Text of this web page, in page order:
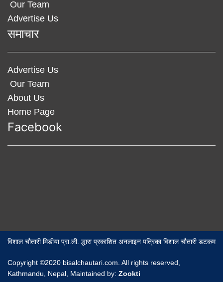
Our Team
Advertise Us
समाचार
Advertise Us
Our Team
About Us
Home Page
Facebook
विशाल चौतारी मिडीया प्रा.ली. द्धारा प्रकाशित अनलाइन पत्रिका विशाल चौतारी डटकम
Copyright ©2020 bisalchautari.com. All rights reserved,
Kathmandu, Nepal, Maintained by: Zookti